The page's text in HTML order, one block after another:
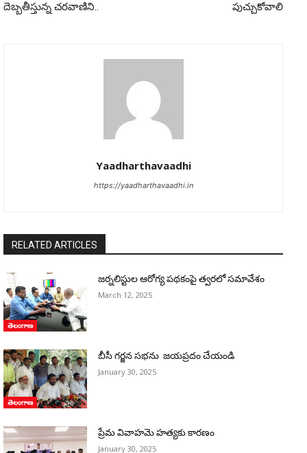
దెబ్బతీస్తున్న చరవాణిని..
పుచ్చుకోవాలి
Yaadharthavaadhi
https://yaadharthavaadhi.in
RELATED ARTICLES
తెలంగాణ
జర్నలిస్టుల ఆరోగ్య పథకంపై త్వరలో సమావేశం
March 12, 2025
తెలంగాణ
బీసీ గర్జన సభను జయప్రదం చేయండి
January 30, 2025
ప్రేమ వివాహమె హత్యకు కారణం
January 30, 2025